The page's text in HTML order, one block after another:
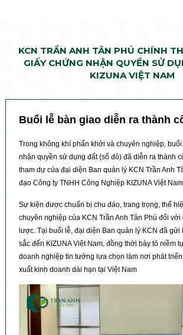
KCN TRẦN ANH TÂN PHÚ CHÍNH
GIẤY CHỨNG NHẬN QUYỀN SỬ
KIZUNA VIỆT NAM
Buổi lễ bàn giao diễn ra thành
Trong không khí phấn khởi và chuyên nghiệp,
nhận quyền sử dụng đất (sổ đỏ) đã diễn ra thành
tham dự của đại diện Ban quản lý KCN Trần Anh
đạo Công ty TNHH Công Nghiệp KIZUNA Việt Nam.
Sự kiện được chuẩn bị chu đáo, trang trọng, thể
chuyên nghiệp của KCN Trần Anh Tân Phú đối với
lược. Tại buổi lễ, đại diện Ban quản lý KCN đã gửi
sắc đến KIZUNA Việt Nam, đồng thời bày tỏ niềm
doanh nghiệp tin tưởng lựa chọn làm nơi phát
xuất kinh doanh dài hạn tại Việt Nam